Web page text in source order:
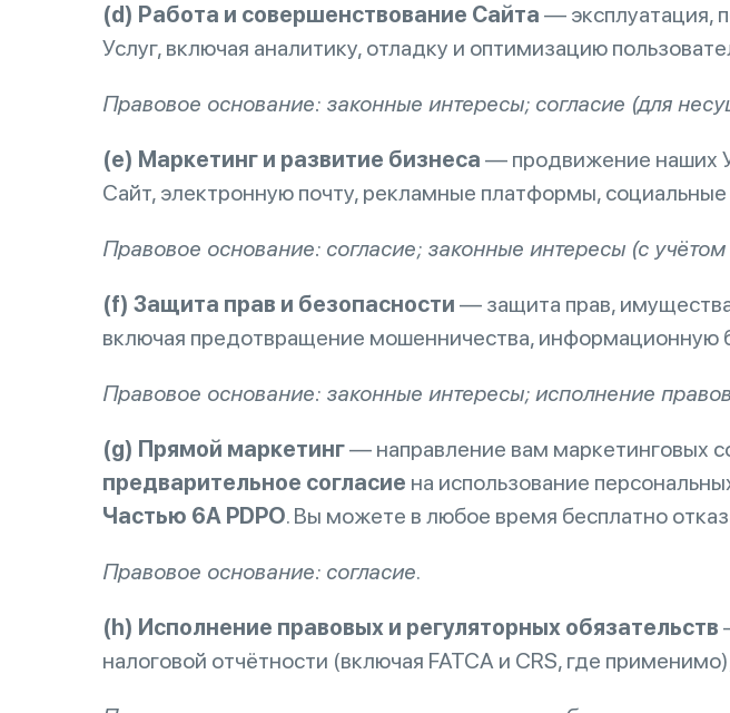
(d) Работа и совершенствование Сайта — эксплуатация,
Услуг, включая аналитику, отладку и оптимизацию
Правовое основание: законные интересы; согласие (для
(e) Маркетинг и развитие бизнеса — продвижение наших
Сайт, электронную почту, рекламные платформы,
Правовое основание: согласие; законные интересы (с учётом
(f) Защита прав и безопасности — защита прав,
включая предотвращение мошенничества, информационную
Правовое основание: законные интересы; исполнение
(g) Прямой маркетинг— направление вам маркетинговых
предварительное согласие на использование
Частью 6A PDPO. Вы можете в любое время бесплатно
Правовое основание: согласие.
(h) Исполнение правовых и регуляторных обязательств
налоговой отчётности (включая FATCA и CRS, где